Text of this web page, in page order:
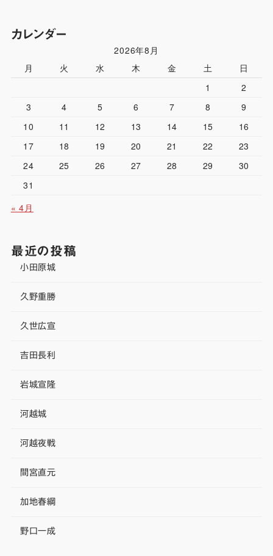
カレンダー
2026年8月
月
火 水 木 金 土
日
1
2
3
4 5 6 7 8
9
10
11 12 13 14 15
16
17
18 19 20 21 22
23
24
25 26 27 28 29
30
31
« 4月
最近の投稿
小田原城
久野重勝
久世広宣
吉田長利
岩城宣隆
河越城
河越夜戦
間宮直元
加地春綱
野口一成